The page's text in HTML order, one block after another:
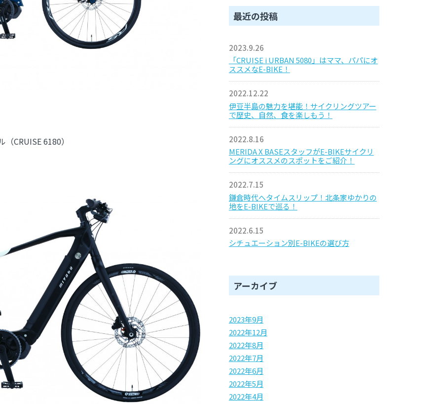
（CRUISE 6180）
最近の投稿
2023.9.26
「CRUISE i URBAN 5080」はママ、パパにオ
ススメなE-BIKE！
2022.12.22
伊豆半島の魅力を堪能！サイクリングツアー
で歴史、自然、食を楽しもう！
2022.8.16
MERIDA X BASEスタッフがE-BIKEサイクリ
ングにオススメのスポットをご紹介！
2022.7.15
鎌倉時代へタイムスリップ！北条家ゆかりの
地をE-BIKEで巡る！
2022.6.15
シチュエーション別E-BIKEの選び方
アーカイブ
2023年9月
2022年12月
2022年8月
2022年7月
2022年6月
2022年5月
2022年4月